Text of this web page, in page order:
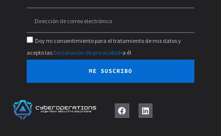
Doy mi consentimiento para el tratamiento de mis datos y
acepto las Declaración de privacidad-a él
ME SUSCRIBO
F
L